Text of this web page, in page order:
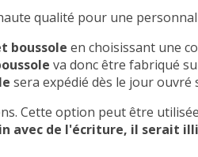
qualité pour une
boussole en choisissant une
va donc être fabriqué
sera expédié dès le jour ouvré
Cette option peut être
avec de l'écriture, il serait